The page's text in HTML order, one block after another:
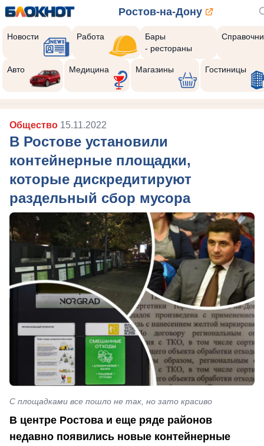
Ростов-на-Дону
Новости Работа
Бары
- рестораны
Авто Медицина Магазины Гостиницы
Общество 15.11.2022
В Ростове установили
контейнерные площадки,
которые дискредитируют
раздельный сбор мусора
С площадками все пошло не так, но зато красиво
В центре Ростова и еще ряде районов
недавно появились новые контейнерные